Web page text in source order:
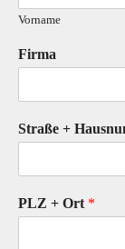
Vorname
Firma
Straße +
PLZ + Ort *